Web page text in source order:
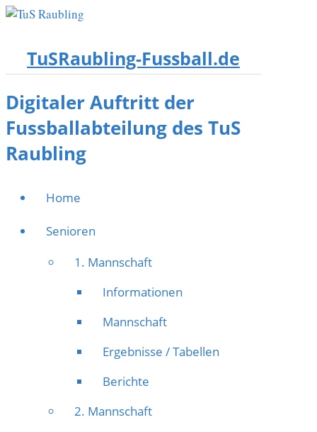
TuSRaubling-Fussball.de
Digitaler Auftritt der
Fussballabteilung des TuS
Raubling
Home
Senioren
1. Mannschaft
Informationen
Mannschaft
Ergebnisse / Tabellen
Berichte
2. Mannschaft